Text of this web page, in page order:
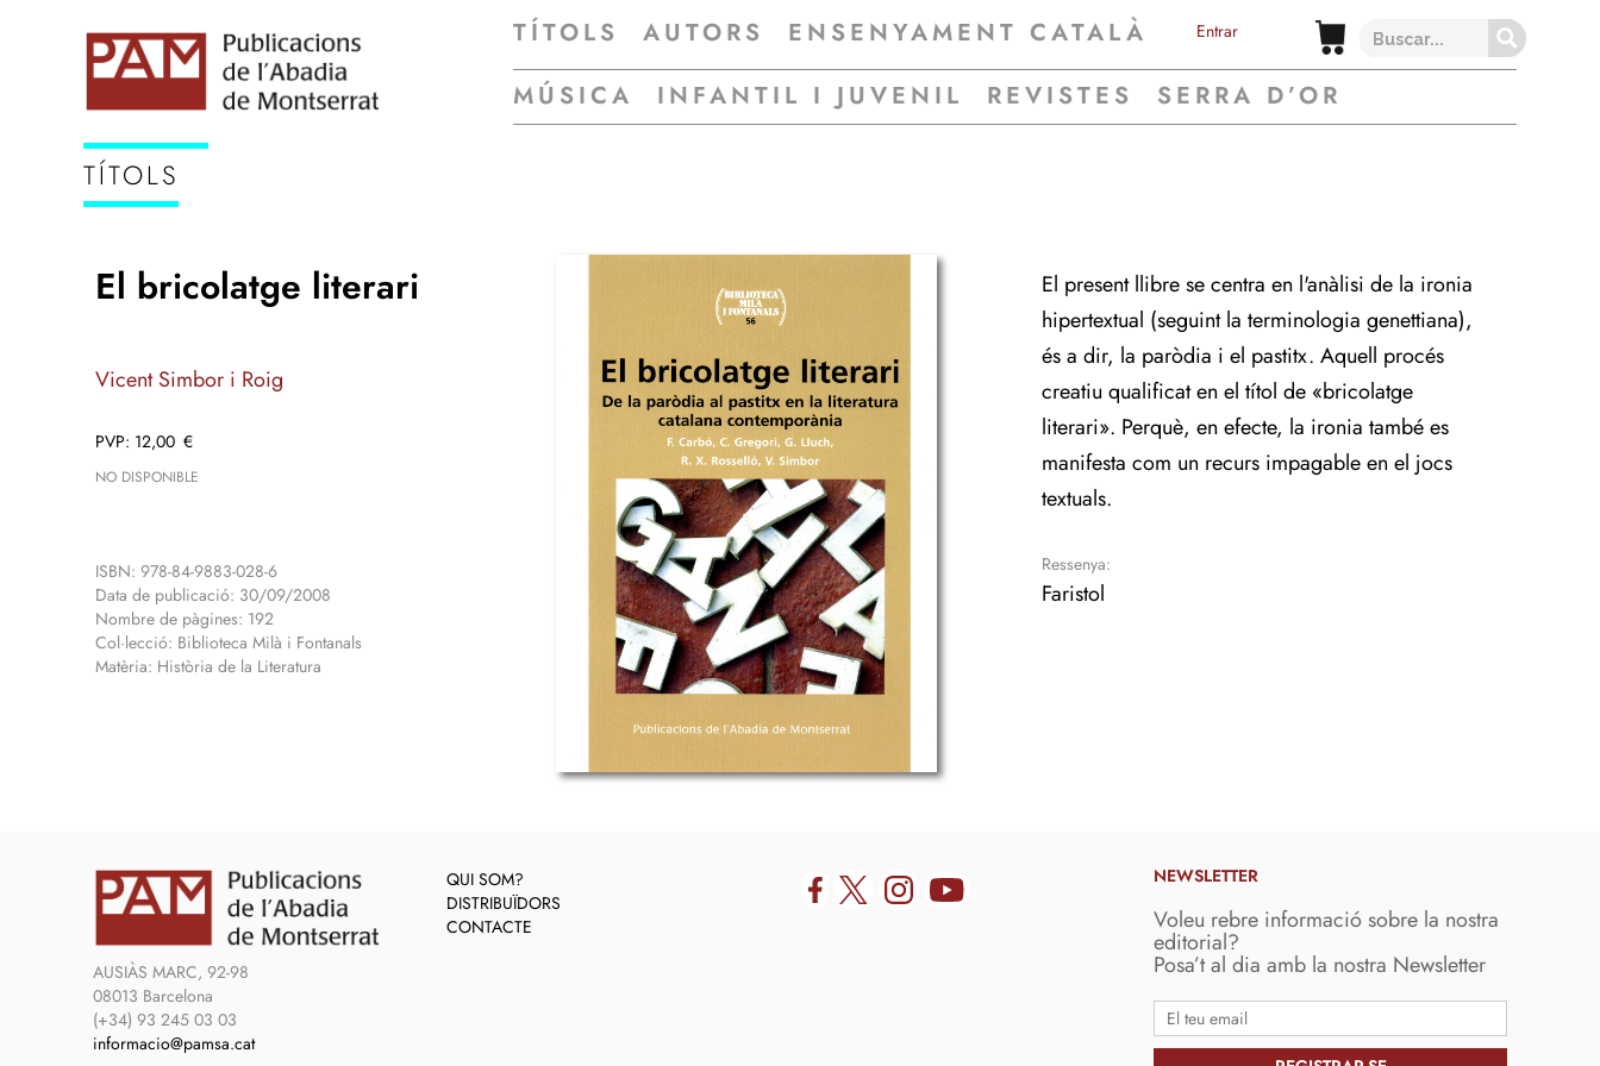
TÍTOLS AUTORS ENSENYAMENT CATALÀ Entrar
MÚSICA INFANTIL I JUVENIL REVISTES SERRA D’OR
TÍTOLS
El bricolatge literari
Vicent Simbor i Roig
12,00 €
NO DISPONIBLE
ISBN: 978-84-9883-028-6
Data de publicació: 30/09/2008
Nombre de pàgines: 192
Col·lecció: Biblioteca Milà i Fontanals
Matèria: Història de la Literatura
El present llibre se centra en l'anàlisi de la ironia
hipertextual (seguint la terminologia genettiana),
és a dir, la paròdia i el pastitx. Aquell procés
creatiu qualificat en el títol de «bricolatge
literari». Perquè, en efecte, la ironia també es
manifesta com un recurs impagable en el jocs
textuals.
Ressenya:
Faristol
AUSIÀS MARC, 92-98
08013 Barcelona
(+34) 93 245 03 03
informacio@pamsa.cat
QUI SOM?
DISTRIBUÏDORS
CONTACTE
NEWSLETTER
Voleu rebre informació sobre la nostra
editorial?
Posa’t al dia amb la nostra Newsletter